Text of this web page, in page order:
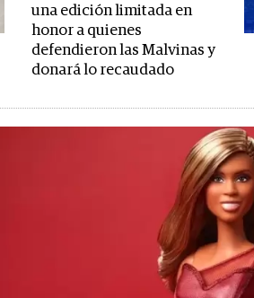
una edición limitada en
honor a quienes
defendieron las Malvinas y
donará lo recaudado